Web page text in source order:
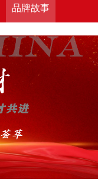
品牌故事